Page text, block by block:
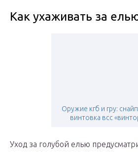
Как ухаживать за
Оружие кгб и гру:
винтовка всс
Уход за голубой елью